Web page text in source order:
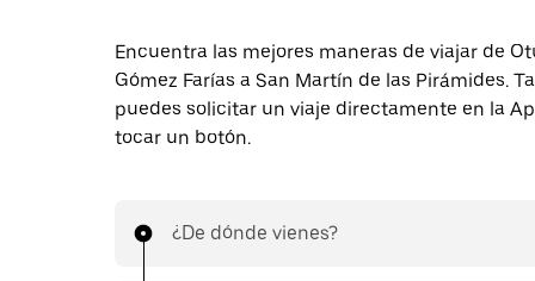
Encuentra las mejores maneras de viajar de
Gómez Farías a San Martín de las Pirámides.
puedes solicitar un viaje directamente en la
tocar un botón.
¿De dónde vienes?